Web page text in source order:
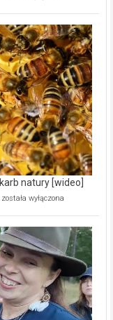
Wręczyca
Wielka
z
dofinansowaniem
ponad
15,6
mln
na
modernizację
oczyszczalni
ścieków
[wideo]
natury [wideo]
Ekologiczne
–
prawdziwy
skarb
natury
[wideo]
została wyłączona